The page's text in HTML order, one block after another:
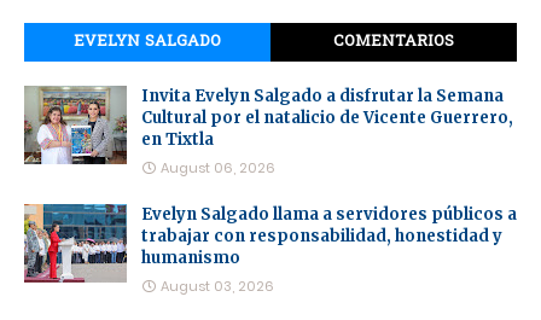
EVELYN SALGADO COMENTARIOS
Invita Evelyn Salgado a disfrutar la Semana
Cultural por el natalicio de Vicente Guerrero,
en Tixtla
August 06, 2026
Evelyn Salgado llama a servidores públicos a
trabajar con responsabilidad, honestidad y
humanismo
August 03, 2026